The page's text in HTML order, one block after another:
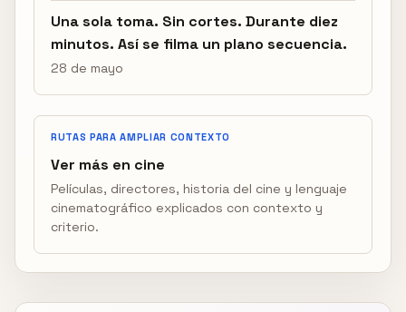
Una sola toma. Sin cortes. Durante diez
minutos. Así se filma un plano secuencia.
28 de mayo
RUTAS PARA AMPLIAR CONTEXTO
Ver más en cine
Películas, directores, historia del cine y lenguaje
cinematográfico explicados con contexto y
criterio.